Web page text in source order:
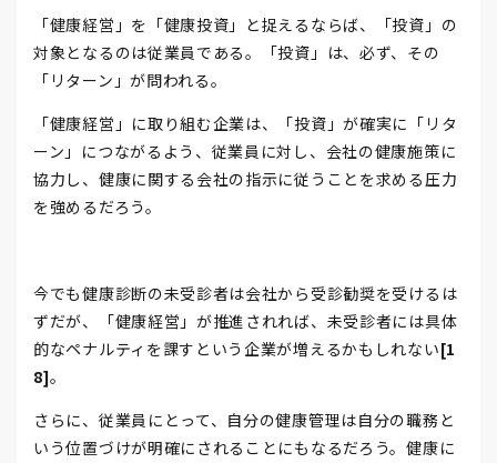
「健康経営」を「健康投資」と捉えるならば、「投資」の
対象となるのは従業員である。「投資」は、必ず、その
「リターン」が問われる。
「健康経営」に取り組む企業は、「投資」が確実に「リタ
ーン」につながるよう、従業員に対し、会社の健康施策に
協力し、健康に関する会社の指示に従うことを求める圧力
を強めるだろう。
今でも健康診断の未受診者は会社から受診勧奨を受けるは
ずだが、「健康経営」が推進されれば、未受診者には具体
的なペナルティを課すという企業が増えるかもしれない[1
8]。
さらに、従業員にとって、自分の健康管理は自分の職務と
いう位置づけが明確にされることにもなるだろう。健康に